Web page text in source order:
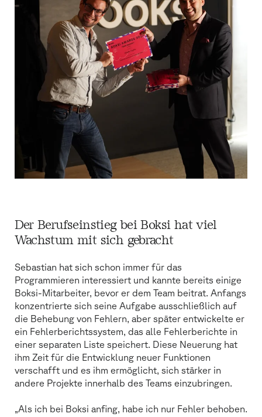
Der Berufseinstieg bei Boksi hat viel
Wachstum mit sich gebracht
Sebastian hat sich schon immer für das
Programmieren interessiert und kannte bereits einige
Boksi-Mitarbeiter, bevor er dem Team beitrat. Anfangs
konzentrierte sich seine Aufgabe ausschließlich auf
die Behebung von Fehlern, aber später entwickelte er
ein Fehlerberichtssystem, das alle Fehlerberichte in
einer separaten Liste speichert. Diese Neuerung hat
ihm Zeit für die Entwicklung neuer Funktionen
verschafft und es ihm ermöglicht, sich stärker in
andere Projekte innerhalb des Teams einzubringen.
„Als ich bei Boksi anfing, habe ich nur Fehler behoben.